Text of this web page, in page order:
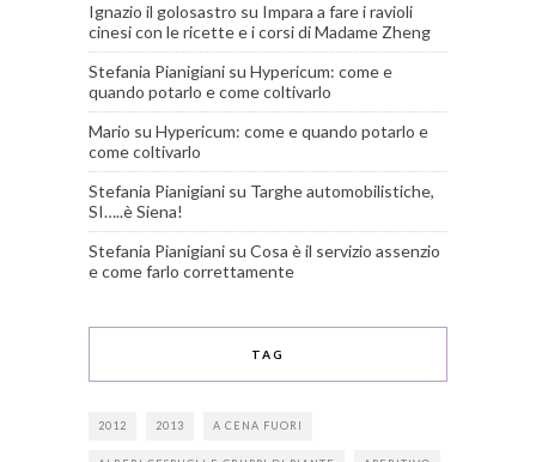
Ignazio il golosastro su Impara a fare i ravioli
cinesi con le ricette e i corsi di Madame Zheng
Stefania Pianigiani su Hypericum: come e
quando potarlo e come coltivarlo
Mario su Hypericum: come e quando potarlo e
come coltivarlo
Stefania Pianigiani su Targhe automobilistiche,
SI…..è Siena!
Stefania Pianigiani su Cosa è il servizio assenzio
e come farlo correttamente
TAG
2012 2013 A CENA FUORI